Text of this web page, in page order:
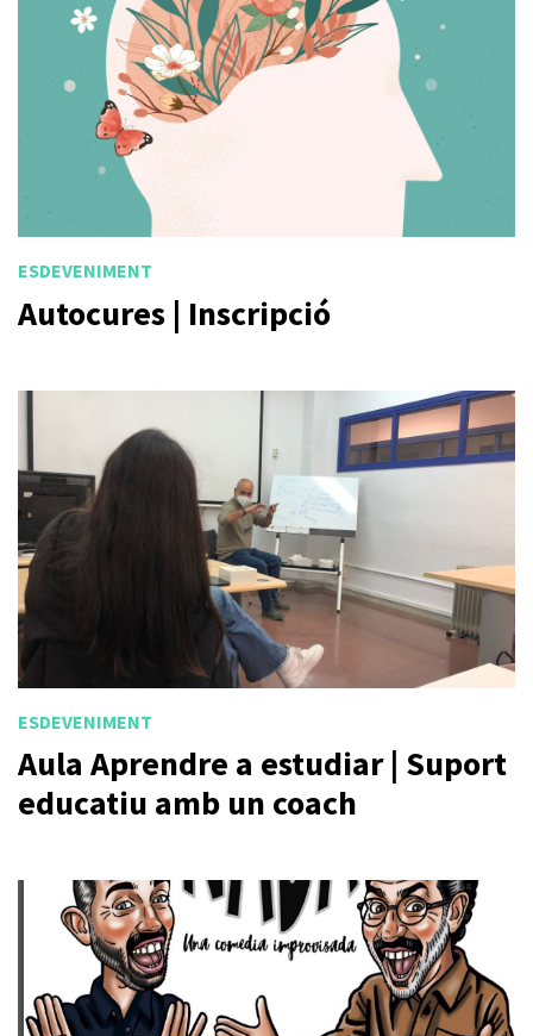
ESDEVENIMENT
Autocures | Inscripció
ESDEVENIMENT
Aula Aprendre a estudiar | Suport
educatiu amb un coach